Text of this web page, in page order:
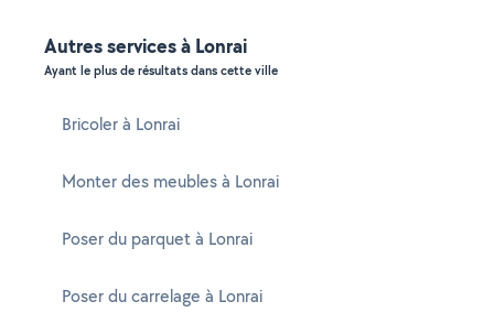
Autres services à Lonrai
Ayant le plus de résultats dans cette ville
Bricoler à Lonrai
Monter des meubles à Lonrai
Poser du parquet à Lonrai
Poser du carrelage à Lonrai